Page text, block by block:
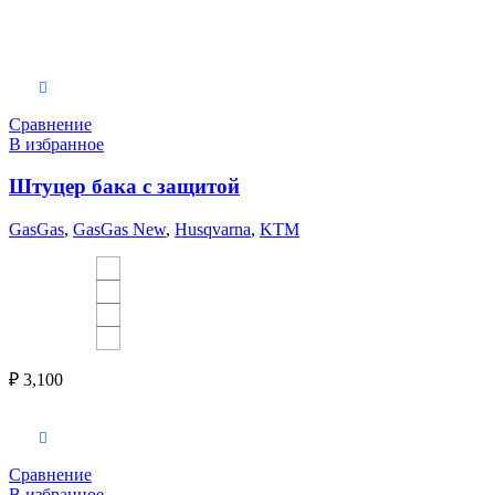
Сравнение
В избранное
Штуцер бака с защитой
GasGas, GasGas New, Husqvarna, KTM
₽ 3,100
Сравнение